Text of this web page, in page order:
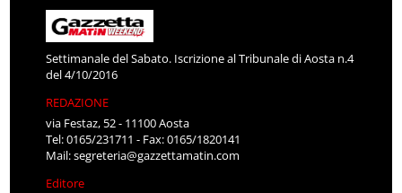
Settimanale del Sabato. Iscrizione al Tribunale di Aosta n.4
del 4/10/2016
REDAZIONE
via Festaz, 52 - 11100 Aosta
Tel: 0165/231711 - Fax: 0165/1820141
Mail:segreteria@gazzettamatin.com
Editore